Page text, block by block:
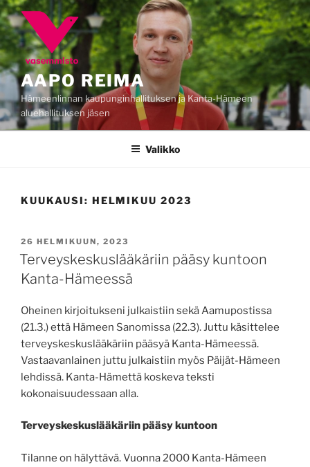
Siirry
sisältöön
AAPO REIMA
Hämeenlinnan kaupunginhallituksen ja Kanta-Hämeen
aluehallituksen jäsen
Valikko
KUUKAUSI: HELMIKUU 2023
JULKAISTU
26 HELMIKUUN, 2023
Terveyskeskuslääkäriin pääsy kuntoon
Kanta-Hämeessä
Oheinen kirjoitukseni julkaistiin sekä Aamupostissa
(21.3.) että Hämeen Sanomissa (22.3). Juttu käsittelee
terveyskeskuslääkäriin pääsyä Kanta-Hämeessä.
Vastaavanlainen juttu julkaistiin myös Päijät-Hämeen
lehdissä. Kanta-Hämettä koskeva teksti
kokonaisuudessaan alla.
Terveyskeskuslääkäriin pääsy kuntoon
Tilanne on hälyttävä. Vuonna 2000 Kanta-Hämeen